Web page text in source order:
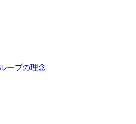
ープの理念